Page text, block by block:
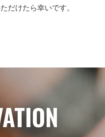
だけたら幸いです。